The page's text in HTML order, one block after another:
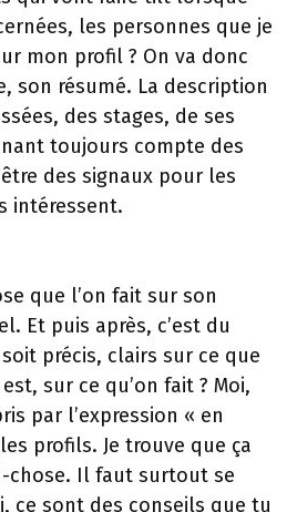
les personnes que je
mon profil ? On va donc
son résumé. La description
des stages, de ses
toujours compte des
des signaux pour les
intéressent.
que l’on fait sur son
Et puis après, c’est du
précis, clairs sur ce que
sur ce qu’on fait ? Moi,
par l’expression « en
profils. Je trouve que ça
chose. Il faut surtout se
ce sont des conseils que tu